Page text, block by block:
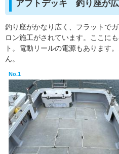
アフトデッキ 釣り座が
釣り座がかなり広く、フラットで
ロン施工がされています。ここに
ト。電動リールの電源もあります
ん。
No.1